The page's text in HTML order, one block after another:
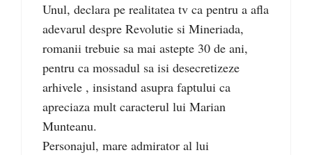
Unul, declara pe realitatea tv ca pentru a afla
adevarul despre Revolutie si Mineriada,
romanii trebuie sa mai astepte 30 de ani,
pentru ca mossadul sa isi desecretizeze
arhivele , insistand asupra faptului ca
apreciaza mult caracterul lui Marian
Munteanu.
Personajul, mare admirator al lui